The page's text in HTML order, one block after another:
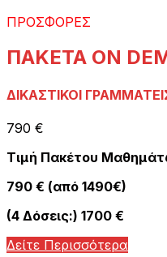
ΠΡΟΣΦΟΡΕΣ
ΠΑΚΕΤΑ ON
ΔΙΚΑΣΤΙΚΟΙ
790 €
Τιμή Πακέτου
790 € (από 1490€)
(4 Δόσεις:) 1700 €
Δείτε Περισσότερα